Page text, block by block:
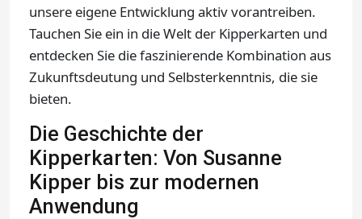
unsere eigene Entwicklung aktiv vorantreiben.
Tauchen Sie ein in die Welt der Kipperkarten und
entdecken Sie die faszinierende Kombination aus
Zukunftsdeutung und Selbsterkenntnis, die sie
bieten.
Die Geschichte der
Kipperkarten: Von Susanne
Kipper bis zur modernen
Anwendung